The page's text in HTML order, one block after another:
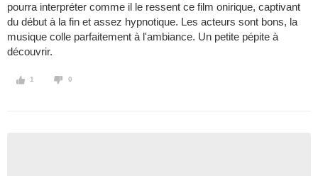
pourra interpréter comme il le ressent ce film onirique, captivant
du début à la fin et assez hypnotique. Les acteurs sont bons, la
musique colle parfaitement à l'ambiance. Un petite pépite à
découvrir.
1 0